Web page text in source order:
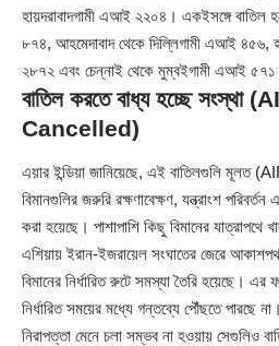
হায়দরাবাদগামী এআই ২২০৪। একইসঙ্গে বাতিল
৮৭৪, আহমেদাবাদ থেকে দিল্লিগামী এআই ৪৫৬,
২৮৭২ এবং চেন্নাই থেকে মুম্বইগামী এআই
বাতিল করতে বাধ্য হচ্ছে
Cancelled)
এয়ার ইন্ডিয়া জানিয়েছে, এই বাতিলগুলি
বিমানগুলির জরুরি রক্ষণাবেক্ষণ, যন্ত্রাংশ
করা হয়েছে। পাশাপাশি কিছু বিমানের যাত্রাপথে
এশিয়ায় ইরান-ইজরায়েল সংঘাতের জেরে
বিমানের নির্ধারিত রুটে সমস্যা তৈরি হয়েছে।
নির্ধারিত সময়ের মধ্যে গন্তব্যে পৌঁছতে পারছে
নিরাপত্তা মেনে চলা সম্ভব না হওয়ায় সেগুলিও